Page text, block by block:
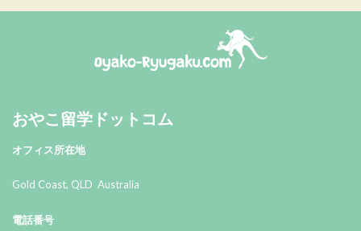
おやこ留学ドットコム
オフィス所在地
Gold Coast, QLD Australia
電話番号